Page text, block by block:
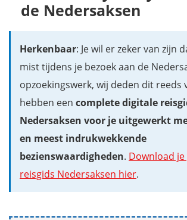
de Nedersaksen
Herkenbaar: Je wil er zeker van zijn
mist tijdens je bezoek aan de
opzoekingswerk, wij deden dit reeds
hebben een complete digitale
Nedersaksen voor je uitgewerkt
en meest indrukwekkende
bezienswaardigheden. Download
reisgids Nedersaksen hier.